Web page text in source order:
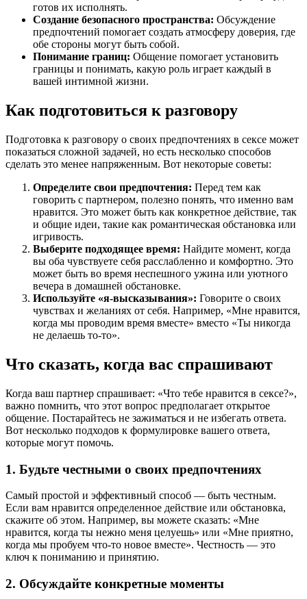
готов их исполнять.
Создание безопасного пространства: Обсуждение
предпочтений помогает создать атмосферу доверия, где
обе стороны могут быть собой.
Понимание границ: Общение помогает установить
границы и понимать, какую роль играет каждый в
вашей интимной жизни.
Как подготовиться к разговору
Подготовка к разговору о своих предпочтениях в сексе может
показаться сложной задачей, но есть несколько способов
сделать это менее напряженным. Вот некоторые советы:
Определите свои предпочтения: Перед тем как
говорить с партнером, полезно понять, что именно вам
нравится. Это может быть как конкретное действие, так
и общие идеи, такие как романтическая обстановка или
игривость.
Выберите подходящее время: Найдите момент, когда
вы оба чувствуете себя расслабленно и комфортно. Это
может быть во время неспешного ужина или уютного
вечера в домашней обстановке.
Используйте «я-высказывания»: Говорите о своих
чувствах и желаниях от себя. Например, «Мне нравится,
когда мы проводим время вместе» вместо «Ты никогда
не делаешь то-то».
Что сказать, когда вас спрашивают
Когда ваш партнер спрашивает: «Что тебе нравится в сексе?»,
важно помнить, что этот вопрос предполагает открытое
общение. Постарайтесь не зажиматься и не избегать ответа.
Вот несколько подходов к формулировке вашего ответа,
которые могут помочь.
1. Будьте честными о своих предпочтениях
Самый простой и эффективный способ — быть честным.
Если вам нравится определенное действие или обстановка,
скажите об этом. Например, вы можете сказать: «Мне
нравится, когда ты нежно меня целуешь» или «Мне приятно,
когда мы пробуем что-то новое вместе». Честность — это
ключ к пониманию и принятию.
2. Обсуждайте конкретные моменты